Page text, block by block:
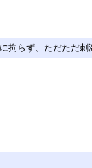
拘らず、ただただ